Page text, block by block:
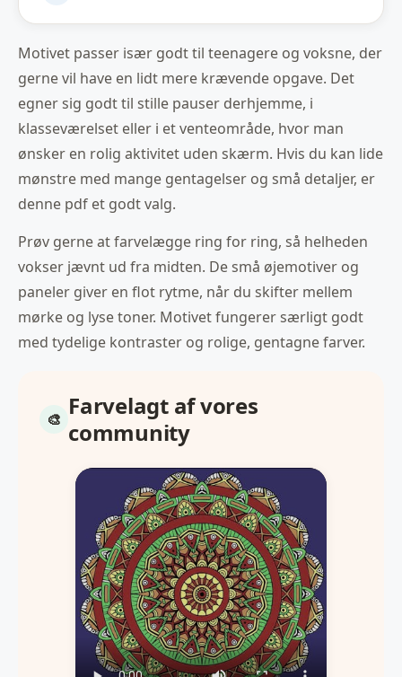
Motivet passer især godt til teenagere og voksne, der
gerne vil have en lidt mere krævende opgave. Det
egner sig godt til stille pauser derhjemme, i
klasseværelset eller i et venteområde, hvor man
ønsker en rolig aktivitet uden skærm. Hvis du kan lide
mønstre med mange gentagelser og små detaljer, er
denne pdf et godt valg.
Prøv gerne at farvelægge ring for ring, så helheden
vokser jævnt ud fra midten. De små øjemotiver og
paneler giver en flot rytme, når du skifter mellem
mørke og lyse toner. Motivet fungerer særligt godt
med tydelige kontraster og rolige, gentagne farver.
Farvelagt af vores
community